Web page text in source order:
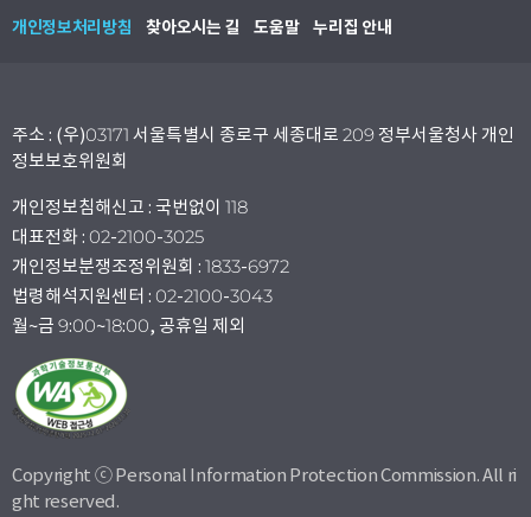
개인정보처리방침 찾아오시는 길 도움말 누리집 안내
주소 : (우)03171 서울특별시 종로구 세종대로 209 정부서울청사 개인
정보보호위원회
개인정보침해신고 : 국번없이 118
대표전화 : 02-2100-3025
개인정보분쟁조정위원회 : 1833-6972
법령해석지원센터 : 02-2100-3043
월~금 9:00~18:00, 공휴일 제외
Copyright ⓒ Personal Information Protection Commission. All ri
ght reserved.